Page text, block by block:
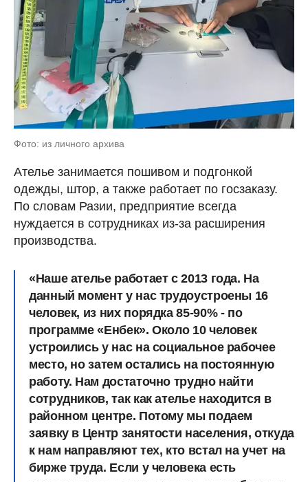
Фото: из личного архива
Ателье занимается пошивом и подгонкой
одежды, штор, а также работает по госзаказу.
По словам Разии, предприятие всегда
нуждается в сотрудниках из-за расширения
производства.
«Наше ателье работает с 2013 года. На
данный момент у нас трудоустроены 16
человек, из них порядка 85-90% - по
программе «Енбек». Около 10 человек
устроились у нас на социальное рабочее
место, но затем остались на постоянную
работу. Нам достаточно трудно найти
сотрудников, так как ателье находится в
районном центре. Потому мы подаем
заявку в Центр занятости населения, откуда
к нам направляют тех, кто встал на учет на
бирже труда. Если у человека есть